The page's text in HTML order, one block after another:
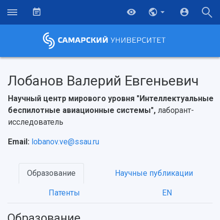
Об университете
История
Главные новости
Образование
Почему я выбираю Самарский университет?
Научно-исследовательская деятельность
Основные научные направления
Лобанов Валерий Евгеньевич
Научный центр мирового уровня "Интеллектуальные
беспилотные авиационные системы", лаборант-
исследователь
Email: lobanov.ve@ssau.ru
Образование Научные публикации
Патенты EN